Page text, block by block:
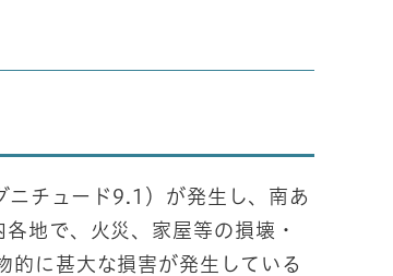
チュード9.1）が発生し、南あ
地で、火災、家屋等の損壊・
的に甚大な損害が発生している